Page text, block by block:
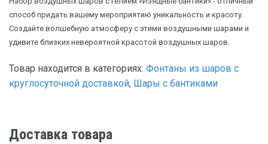
способ придать вашему мероприятию уникальность и красоту.
Создайте волшебную атмосферу с этими воздушными шарами и
удивите близких невероятной красотой воздушных шаров.
Товар находится в категориях: Фонтаны из шаров с
круглосуточной доставкой, Шары с бантиками
Доставка товара